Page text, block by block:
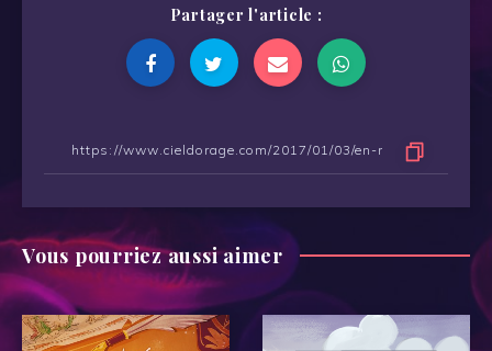
Partager l'article :
Vous pourriez aussi aimer